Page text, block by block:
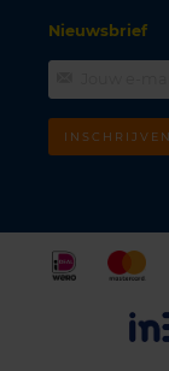
Nieuwsbrief
INSCHRIJVEN